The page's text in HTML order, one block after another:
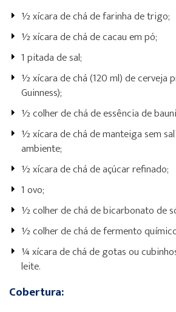
½ xícara de chá de farinha de trigo;
½ xícara de chá de cacau em pó;
1 pitada de sal;
½ xícara de chá (120 ml) de cerveja
Guinness);
½ colher de chá de essência de
½ xícara de chá de manteiga sem
ambiente;
½ xícara de chá de açúcar refinado;
1 ovo;
½ colher de chá de bicarbonato de
½ colher de chá de fermento
¼ xícara de chá de gotas ou
leite.
Cobertura: